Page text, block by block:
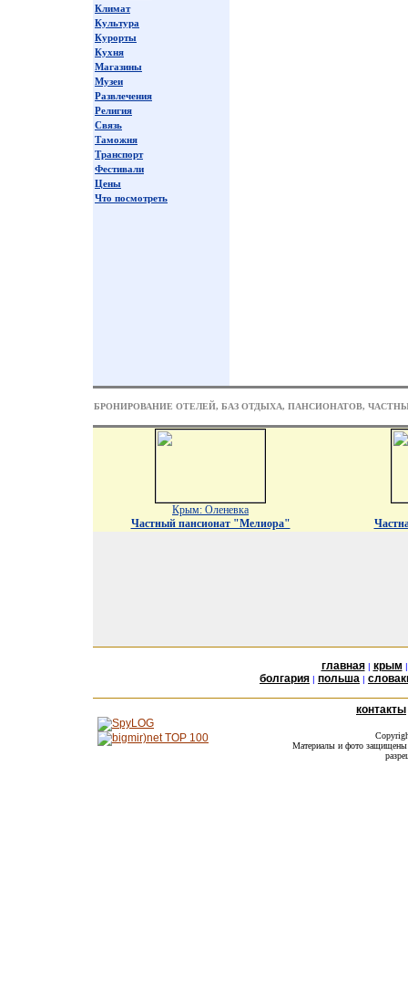
Климат
Культура
Курорты
Кухня
Магазины
Музеи
Развлечения
Религия
Связь
Таможня
Транспорт
Фестивали
Цены
Что посмотреть
БРОНИРОВАНИЕ ОТЕЛЕЙ, БАЗ ОТДЫХА, ПАНСИОНАТОВ,
Крым: Оленевка
Частный пансионат "Мелиора"
главная| крым
болгария | польша |
контакты
Материалы и фото защищены